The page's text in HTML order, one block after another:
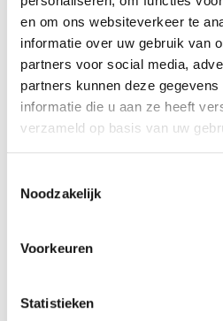
en om ons websiteverkeer te
informatie over uw gebruik van
partners voor social media,
partners kunnen deze
informatie die u aan ze heeft
verzameld op basis van uw
Noodzakelijk
Voorkeuren
Statistieken
Volvo XC40 Essential T2
11-05-2022
Vergelijken